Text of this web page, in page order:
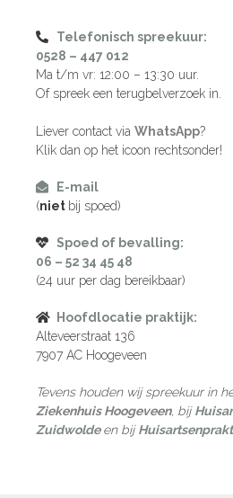
Telefonisch spreekuur:
0528 – 447 012
Ma t/m vr: 12:00 – 13:30 uur.
Of spreek een terugbelverzoek in.
Liever contact via WhatsApp?
Klik dan op het icoon rechtsonder!
E-mail
(niet bij spoed)
Spoed of bevalling:
06 – 52 34 45 48
(24 uur per dag bereikbaar)
Hoofdlocatie praktijk:
Alteveerstraat 136
7907 AC Hoogeveen
Tevens houden wij spreekuur in
Ziekenhuis Hoogeveen, bij
Zuidwolde en bij